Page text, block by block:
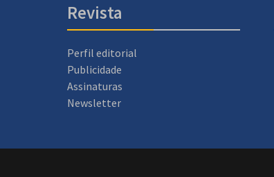
Revista
Perfil editorial
Publicidade
Assinaturas
Newsletter